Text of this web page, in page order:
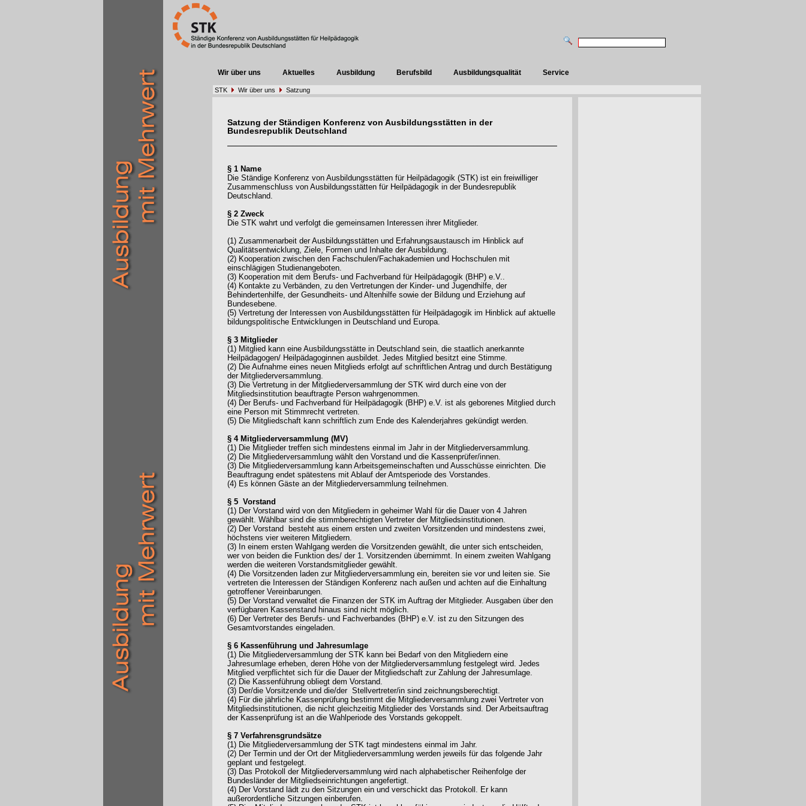
Wir über uns Aktuelles Ausbildung Berufsbild Ausbildungsqualität Service
STK Wir über uns Satzung
Satzung der Ständigen Konferenz von Ausbildungsstätten in der
Bundesrepublik Deutschland
§ 1 Name
Die Ständige Konferenz von Ausbildungsstätten für Heilpädagogik (STK) ist ein freiwilliger
Zusammenschluss von Ausbildungsstätten für Heilpädagogik in der Bundesrepublik
Deutschland.
§ 2 Zweck
Die STK wahrt und verfolgt die gemeinsamen Interessen ihrer Mitglieder.
(1) Zusammenarbeit der Ausbildungsstätten und Erfahrungsaustausch im Hinblick auf
Qualitätsentwicklung, Ziele, Formen und Inhalte der Ausbildung.
(2) Kooperation zwischen den Fachschulen/Fachakademien und Hochschulen mit
einschlägigen Studienangeboten.
(3) Kooperation mit dem Berufs- und Fachverband für Heilpädagogik (BHP) e.V..
(4) Kontakte zu Verbänden, zu den Vertretungen der Kinder- und Jugendhilfe, der
Behindertenhilfe, der Gesundheits- und Altenhilfe sowie der Bildung und Erziehung auf
Bundesebene.
(5) Vertretung der Interessen von Ausbildungsstätten für Heilpädagogik im Hinblick auf aktuelle
bildungspolitische Entwicklungen in Deutschland und Europa.
§ 3 Mitglieder
(1) Mitglied kann eine Ausbildungsstätte in Deutschland sein, die staatlich anerkannte
Heilpädagogen/ Heilpädagoginnen ausbildet. Jedes Mitglied besitzt eine Stimme.
(2) Die Aufnahme eines neuen Mitglieds erfolgt auf schriftlichen Antrag und durch Bestätigung
der Mitgliederversammlung.
(3) Die Vertretung in der Mitgliederversammlung der STK wird durch eine von der
Mitgliedsinstitution beauftragte Person wahrgenommen.
(4) Der Berufs- und Fachverband für Heilpädagogik (BHP) e.V. ist als geborenes Mitglied durch
eine Person mit Stimmrecht vertreten.
(5) Die Mitgliedschaft kann schriftlich zum Ende des Kalenderjahres gekündigt werden.
§ 4 Mitgliederversammlung (MV)
(1) Die Mitglieder treffen sich mindestens einmal im Jahr in der Mitgliederversammlung.
(2) Die Mitgliederversammlung wählt den Vorstand und die Kassenprüfer/innen.
(3) Die Mitgliederversammlung kann Arbeitsgemeinschaften und Ausschüsse einrichten. Die
Beauftragung endet spätestens mit Ablauf der Amtsperiode des Vorstandes.
(4) Es können Gäste an der Mitgliederversammlung teilnehmen.
§ 5 Vorstand
(1) Der Vorstand wird von den Mitgliedern in geheimer Wahl für die Dauer von 4 Jahren
gewählt. Wählbar sind die stimmberechtigten Vertreter der Mitgliedsinstitutionen.
(2) Der Vorstand besteht aus einem ersten und zweiten Vorsitzenden und mindestens zwei,
höchstens vier weiteren Mitgliedern.
(3) In einem ersten Wahlgang werden die Vorsitzenden gewählt, die unter sich entscheiden,
wer von beiden die Funktion des/ der 1. Vorsitzenden übernimmt. In einem zweiten Wahlgang
werden die weiteren Vorstandsmitglieder gewählt.
(4) Die Vorsitzenden laden zur Mitgliederversammlung ein, bereiten sie vor und leiten sie. Sie
vertreten die Interessen der Ständigen Konferenz nach außen und achten auf die Einhaltung
getroffener Vereinbarungen.
(5) Der Vorstand verwaltet die Finanzen der STK im Auftrag der Mitglieder. Ausgaben über den
verfügbaren Kassenstand hinaus sind nicht möglich.
(6) Der Vertreter des Berufs- und Fachverbandes (BHP) e.V. ist zu den Sitzungen des
Gesamtvorstandes eingeladen.
§ 6 Kassenführung und Jahresumlage
(1) Die Mitgliederversammlung der STK kann bei Bedarf von den Mitgliedern eine
Jahresumlage erheben, deren Höhe von der Mitgliederversammlung festgelegt wird. Jedes
Mitglied verpflichtet sich für die Dauer der Mitgliedschaft zur Zahlung der Jahresumlage.
(2) Die Kassenführung obliegt dem Vorstand.
(3) Der/die Vorsitzende und die/der Stellvertreter/in sind zeichnungsberechtigt.
(4) Für die jährliche Kassenprüfung bestimmt die Mitgliederversammlung zwei Vertreter von
Mitgliedsinstitutionen, die nicht gleichzeitig Mitglieder des Vorstands sind. Der Arbeitsauftrag
der Kassenprüfung ist an die Wahlperiode des Vorstands gekoppelt.
§ 7 Verfahrensgrundsätze
(1) Die Mitgliederversammlung der STK tagt mindestens einmal im Jahr.
(2) Der Termin und der Ort der Mitgliederversammlung werden jeweils für das folgende Jahr
geplant und festgelegt.
(3) Das Protokoll der Mitgliederversammlung wird nach alphabetischer Reihenfolge der
Bundesländer der Mitgliedseinrichtungen angefertigt.
(4) Der Vorstand lädt zu den Sitzungen ein und verschickt das Protokoll. Er kann
außerordentliche Sitzungen einberufen.